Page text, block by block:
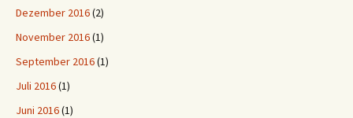
Dezember 2016(2)
November 2016(1)
September 2016(1)
Juli 2016(1)
Juni 2016(1)